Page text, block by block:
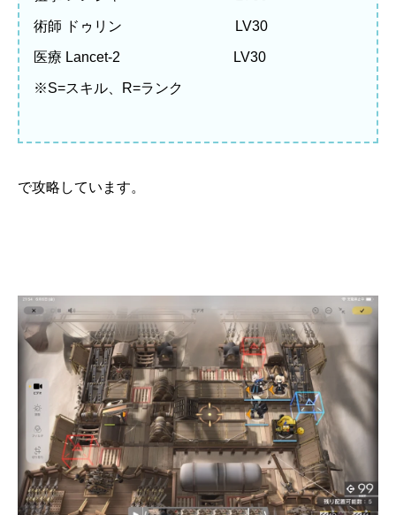
術師 ドゥリン LV30
医療 Lancet-2 LV30
※S=スキル、R=ランク
で攻略しています。